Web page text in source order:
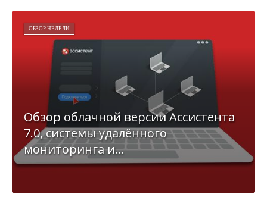
ОБЗОР НЕДЕЛИ
Обзор облачной версии Ассистента
7.0, системы удалённого
мониторинга и...